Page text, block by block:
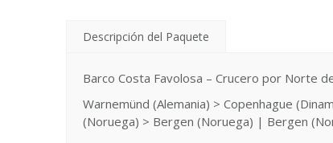
Descripción del Paquete
Barco Costa Favolosa – Crucero por Norte
Warnemünd (Alemania) > Copenhague
(Noruega) > Bergen (Noruega) | Bergen